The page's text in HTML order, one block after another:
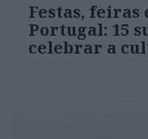
Festas, feiras
Portugal: 15
celebrar a